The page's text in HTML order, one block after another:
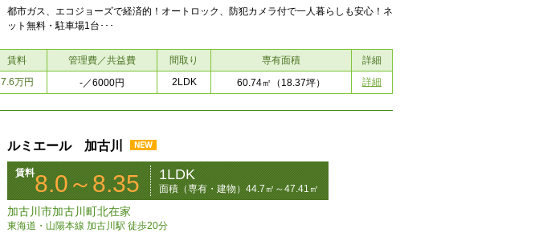
都市ガス、エコジョーズで経済的！オートロック、防犯カメラ付で一人暮らしも安心！ネ
ット無料・駐車場1台･･･
賃料 管理費／共益費 間取り 専有面積
詳細
7.6万円 -／6000円 2LDK 60.74㎡ （18.37坪） 詳細
ルミエール 加古川
賃料8.0～8.35 1LDK
面積（専有・建物）44.7㎡～47.41㎡
加古川市加古川町北在家
東海道・山陽本線 加古川駅 徒歩20分